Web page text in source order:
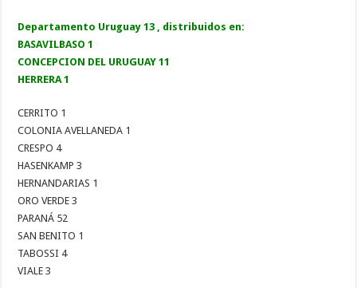
Departamento Uruguay 13 , distribuidos en:
BASAVILBASO 1
CONCEPCION DEL URUGUAY 11
HERRERA 1
CERRITO 1
COLONIA AVELLANEDA 1
CRESPO 4
HASENKAMP 3
HERNANDARIAS 1
ORO VERDE 3
PARANÁ 52
SAN BENITO 1
TABOSSI 4
VIALE 3